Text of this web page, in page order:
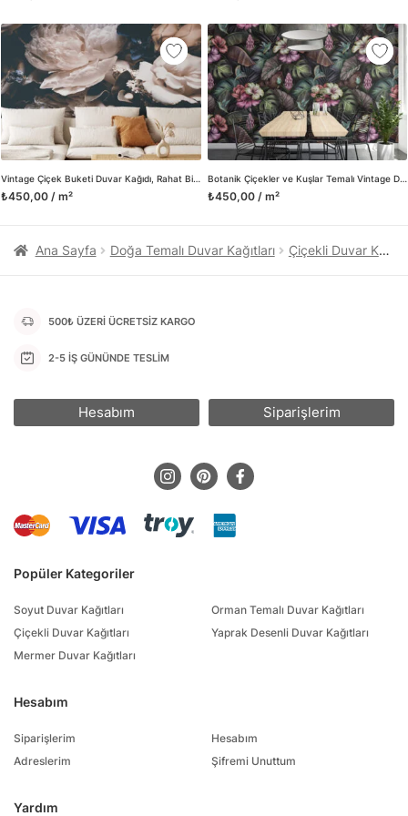
Vintage Çiçek Buketi Duvar Kağıdı, Rahat Bir Kır Evi Görünümü için Nostaljik Duvar Posteri
₺450,00 / m²
Botanik Çiçekler ve Kuşlar Temalı Vintage Duvar Kağıdı, Klasik ve Şık Ev Dekoru, Duvar Posteri
₺450,00 / m²
üretimini ve satışını yapmaktadır. Duvar tasarımının önemini
biliyor ve evin en kritik dekorasyon alanı olduğunu kabul
ediyoruz. Bu nedenle ürün yelpazemizi sürekli genişletiyor ve
trendlere ayak uydurmanın yanı sıra yeni trendlerin oluşumunda
da öncü rol üstleniyoruz.
Herhangi bir soru ya da sorununuz olursa bizimle iletişime
geçebilirsiniz.
Ana Sayfa Doğa Temalı Duvar Kağıtları Çiçekli Duvar Kağıtları
Popüler Kategoriler
Soyut Duvar Kağıtları
Çiçekli Duvar Kağıtları
Mermer Duvar Kağıtları
Orman Temalı Duvar Kağıtları
Yaprak Desenli Duvar Kağıtları
Hesabım
Siparişlerim
Adreslerim
Hesabım
Şifremi Unuttum
Yardım
500₺ ÜZERİ ÜCRETSİZ KARGO
2-5 İŞ GÜNÜNDE TESLİM
Hesabım Siparişlerim